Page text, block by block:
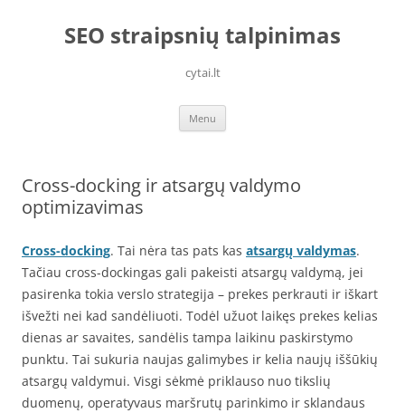
contentSEO straipsnių talpinimas
cytai.lt
Menu
Cross-docking ir atsargų valdymo
optimizavimas
Cross-docking. Tai nėra tas pats kas atsargų valdymas.
Tačiau cross-dockingas gali pakeisti atsargų valdymą, jei
pasirenka tokia verslo strategija – prekes perkrauti ir iškart
išvežti nei kad sandėliuoti. Todėl užuot laikęs prekes kelias
dienas ar savaites, sandėlis tampa laikinu paskirstymo
punktu. Tai sukuria naujas galimybes ir kelia naujų iššūkių
atsargų valdymui. Visgi sėkmė priklauso nuo tikslių
duomenų, operatyvaus maršrutų parinkimo ir sklandaus